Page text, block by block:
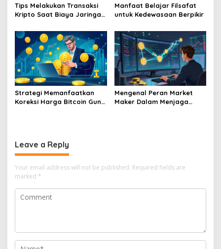
Tips Melakukan Transaksi
Kripto Saat Biaya Jaringan
Manfaat Belajar Filsafat
untuk Kedewasaan Berpikir
Strategi Memanfaatkan
Koreksi Harga Bitcoin Guna
Mengenal Peran Market
Maker Dalam Menjaga
Leave a Reply
Your email address will not be published. Required fields are
marked *